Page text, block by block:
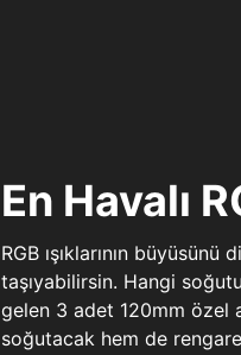
En Havalı
RGB ışıklarının
taşıyabilirsin. Hangi
gelen 3 adet 120mm özel
soğutacak hem de